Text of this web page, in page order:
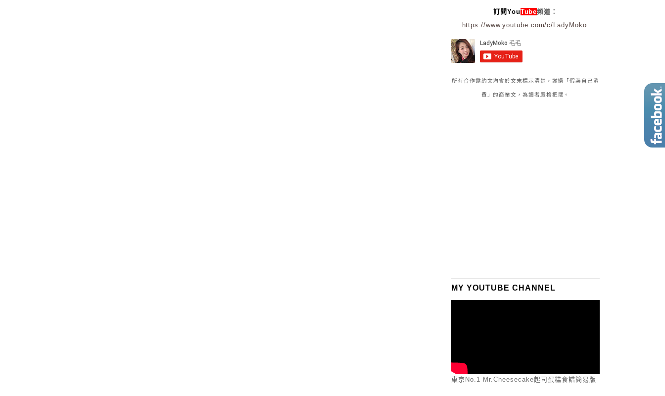
訂閱YouTube頻道：
https://www.youtube.com/c/LadyMoko
所有合作邀約文均會於文末標示清楚，謝絕「假裝自己消
費」的商業文，為讀者嚴格把關。
MY YOUTUBE CHANNEL
東京No.1 Mr.Cheesecake起司蛋糕食譜簡易版